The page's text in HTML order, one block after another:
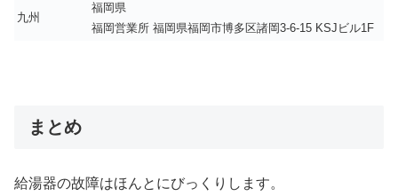
九州
福岡県
福岡営業所 福岡県福岡市博多区諸岡3-6-15 KSJビル1F
まとめ
給湯器の故障はほんとにびっくりします。